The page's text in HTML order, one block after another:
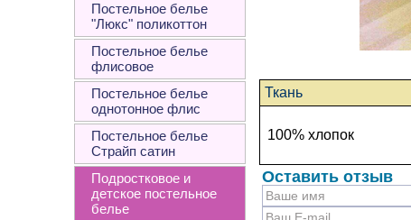
Постельное белье
"Люкс" поликоттон
Постельное белье
флисовое
Постельное белье
однотонное флис
Постельное белье
Страйп сатин
Подростковое и
детское постельное
белье
Ткань
100% хлопок
Оставить отзыв